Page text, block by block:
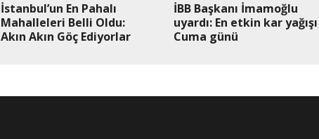
İstanbul’un En Pahalı
Mahalleleri Belli Oldu:
Akın Akın Göç Ediyorlar
İBB Başkanı İmamoğlu
uyardı: En etkin kar yağışı
Cuma günü